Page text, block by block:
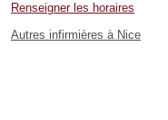
Renseigner les horaires
Autres infirmières à Nice